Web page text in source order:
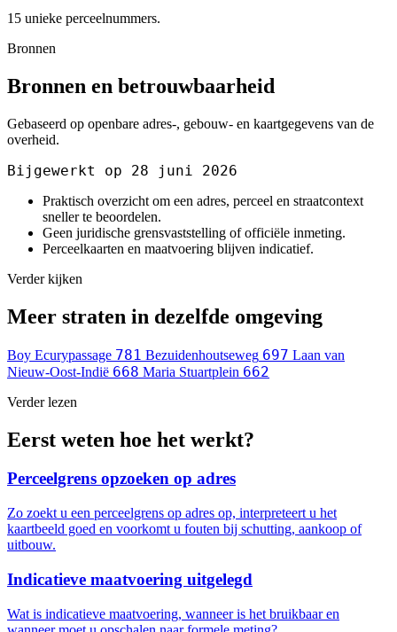
15 unieke perceelnummers.
Bronnen
Bronnen en betrouwbaarheid
Gebaseerd op openbare adres-, gebouw- en kaartgegevens van de
overheid.
Bijgewerkt op 28 juni 2026
Praktisch overzicht om een adres, perceel en straatcontext
sneller te beoordelen.
Geen juridische grensvaststelling of officiële inmeting.
Perceelkaarten en maatvoering blijven indicatief.
Verder kijken
Meer straten in dezelfde omgeving
Boy Ecurypassage 781 Bezuidenhoutseweg 697 Laan van
Nieuw-Oost-Indië 668 Maria Stuartplein 662
Verder lezen
Eerst weten hoe het werkt?
Perceelgrens opzoeken op adres
Zo zoekt u een perceelgrens op adres op, interpreteert u het
kaartbeeld goed en voorkomt u fouten bij schutting, aankoop of
uitbouw.
Indicatieve maatvoering uitgelegd
Wat is indicatieve maatvoering, wanneer is het bruikbaar en